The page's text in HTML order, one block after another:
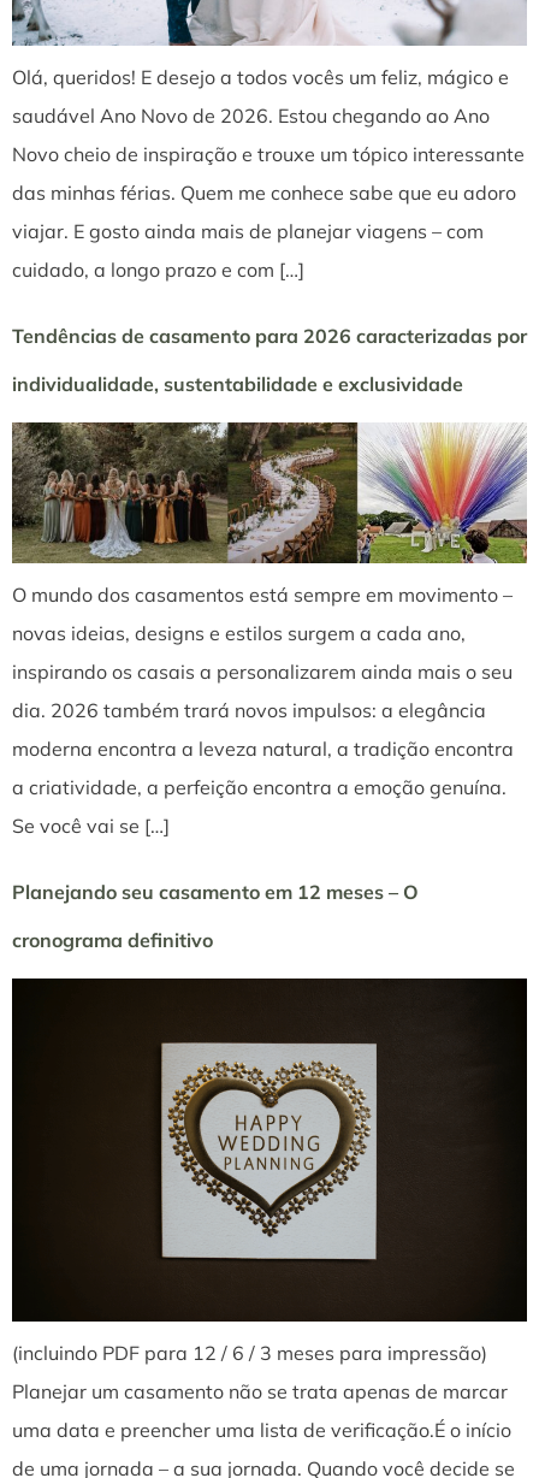
Olá, queridos! E desejo a todos vocês um feliz, mágico e
saudável Ano Novo de 2026. Estou chegando ao Ano
Novo cheio de inspiração e trouxe um tópico interessante
das minhas férias. Quem me conhece sabe que eu adoro
viajar. E gosto ainda mais de planejar viagens – com
cuidado, a longo prazo e com […]
Tendências de casamento para 2026 caracterizadas por
individualidade, sustentabilidade e exclusividade
O mundo dos casamentos está sempre em movimento –
novas ideias, designs e estilos surgem a cada ano,
inspirando os casais a personalizarem ainda mais o seu
dia. 2026 também trará novos impulsos: a elegância
moderna encontra a leveza natural, a tradição encontra
a criatividade, a perfeição encontra a emoção genuína.
Se você vai se […]
Planejando seu casamento em 12 meses – O
cronograma definitivo
(incluindo PDF para 12 / 6 / 3 meses para impressão)
Planejar um casamento não se trata apenas de marcar
uma data e preencher uma lista de verificação.É o início
de uma jornada – a sua jornada. Quando você decide se